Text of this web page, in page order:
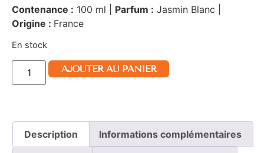
Contenance : 100 ml | Parfum : Jasmin Blanc |
Origine : France
En stock
AJOUTER AU PANIER
Description Informations complémentaires